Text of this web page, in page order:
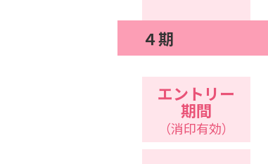
４期
エントリー
期間
（消印有効）